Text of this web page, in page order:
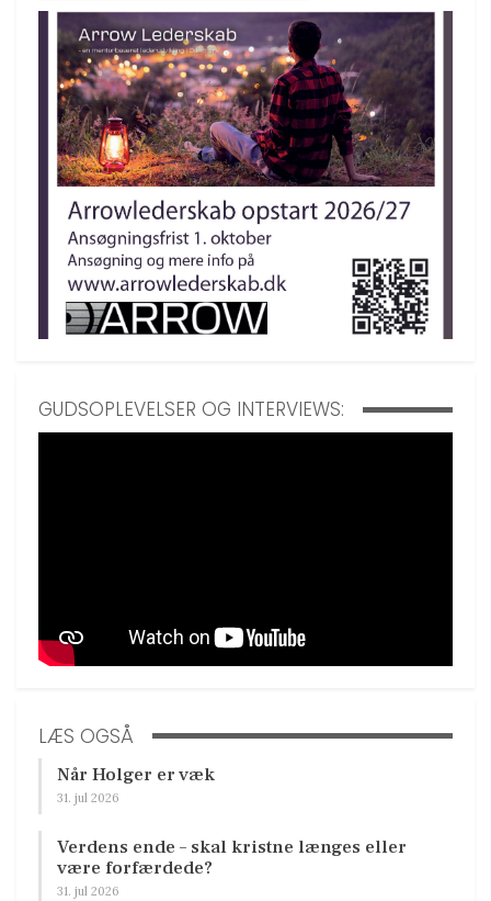
GUDSOPLEVELSER OG INTERVIEWS:
LÆS OGSÅ
Når Holger er væk
31. jul 2026
Verdens ende – skal kristne længes eller
være forfærdede?
31. jul 2026